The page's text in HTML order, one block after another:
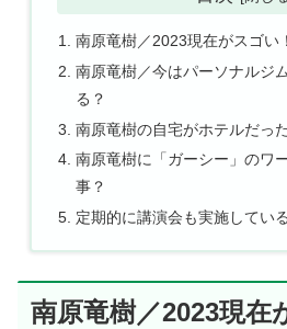
南原竜樹／2023現在がスゴい！
南原竜樹／今はパーソナルジ
る？
南原竜樹の自宅がホテルだっ
南原竜樹に「ガーシー」のワ
事？
定期的に講演会も実施してい
南原竜樹／2023現在